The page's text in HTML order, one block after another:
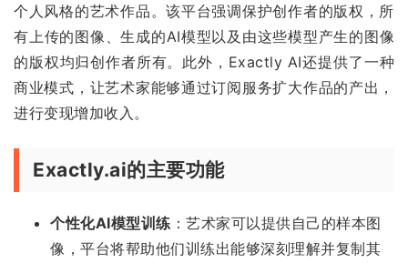
个人风格的艺术作品。该平台强调保护创作者的版权，所
有上传的图像、生成的AI模型以及由这些模型产生的图像
的版权均归创作者所有。此外，Exactly AI还提供了一种
商业模式，让艺术家能够通过订阅服务扩大作品的产出，
进行变现增加收入。
Exactly.ai的主要功能
个性化AI模型训练 ：艺术家可以提供自己的样本图
像，平台将帮助他们训练出能够深刻理解并复制其